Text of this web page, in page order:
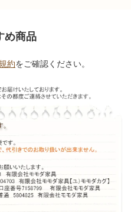
め商品
約をご確認ください。